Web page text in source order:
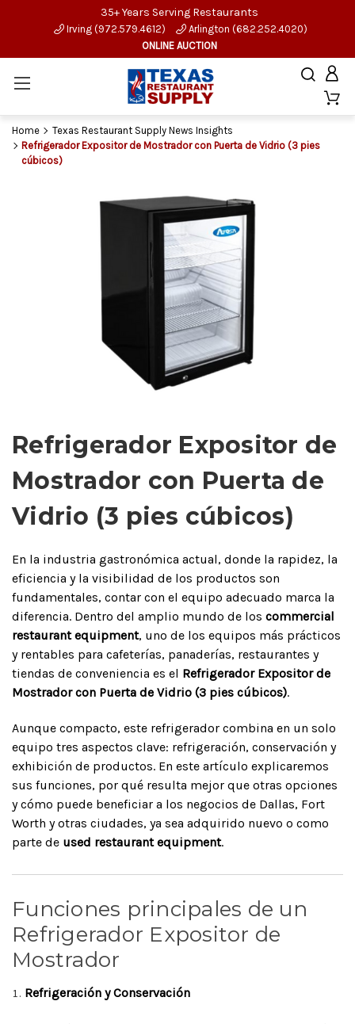
35+ Years Serving Restaurants
Irving (972.579.4612)
Arlington (682.252.4020)
ONLINE AUCTION
Home
Texas Restaurant Supply News Insights
Refrigerador Expositor de Mostrador con Puerta de Vidrio (3 pies
cúbicos)
Refrigerador Expositor de
Mostrador con Puerta de
Vidrio (3 pies cúbicos)
En la industria gastronómica actual, donde la rapidez, la
eficiencia y la visibilidad de los productos son
fundamentales, contar con el equipo adecuado marca la
diferencia. Dentro del amplio mundo de los commercial
restaurant equipment, uno de los equipos más prácticos
y rentables para cafeterías, panaderías, restaurantes y
tiendas de conveniencia es el Refrigerador Expositor de
Mostrador con Puerta de Vidrio (3 pies cúbicos).
Aunque compacto, este refrigerador combina en un solo
equipo tres aspectos clave: refrigeración, conservación y
exhibición de productos. En este artículo explicaremos
sus funciones, por qué resulta mejor que otras opciones
y cómo puede beneficiar a los negocios de Dallas, Fort
Worth y otras ciudades, ya sea adquirido nuevo o como
parte de used restaurant equipment.
Funciones principales de un
Refrigerador Expositor de
Mostrador
Refrigeración y Conservación